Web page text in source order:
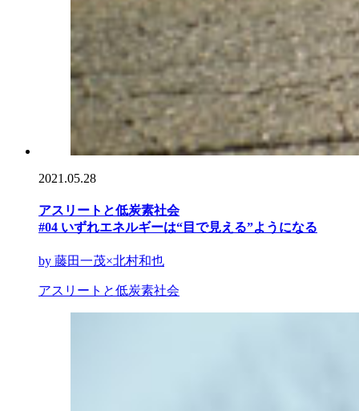
2021.05.28
アスリートと低炭素社会
#04 いずれエネルギーは“目で見える”ようになる
by 藤田一茂×北村和也
アスリートと低炭素社会